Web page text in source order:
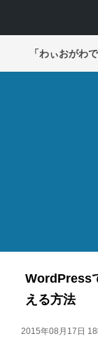
「わぃおがわ
WordPress
える方法
2015年08月17日